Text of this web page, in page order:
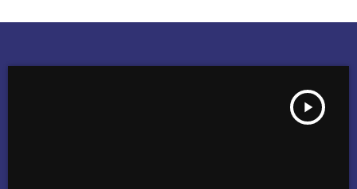
MEX DÉLELŐTT PERNECZKY ANDREÁVAL 12/9. RÉSZ
play_arrow